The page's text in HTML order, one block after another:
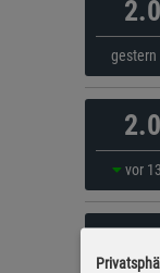
gestern
vor